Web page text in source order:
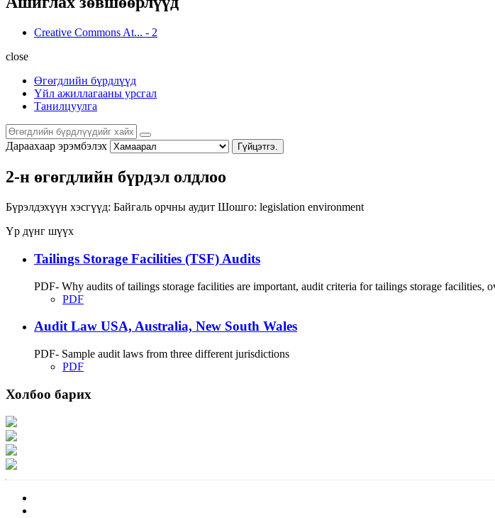
Creative Commons At... - 2
close
Өгөгдлийн бүрдлүүд
Үйл ажиллагааны урсгал
Танилцуулга
Дараахаар эрэмбэлэх Гүйцэтгэ.
2-н өгөгдлийн бүрдэл олдлоо
Бүрэлдэхүүн хэсгүүд: Байгаль орчны аудит Шошго: legislation environment
Үр дүнг шүүх
Tailings Storage Facilities (TSF) Audits
PDF- Why audits of tailings storage facilities are important, audit criteria for tailings storage facilities,
PDF
Audit Law USA, Australia, New South Wales
PDF- Sample audit laws from three different jurisdictions
PDF
Холбоо барих